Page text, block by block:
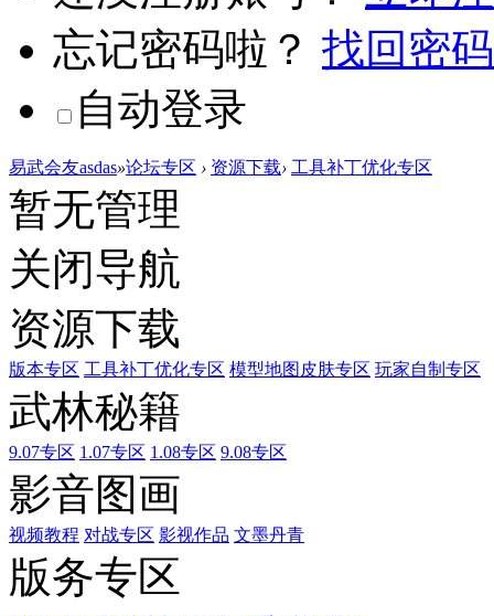
忘记密码啦？ 找回密码
自动登录
易武会友asdas»论坛专区 › 资源下载› 工具补丁优化专区
暂无管理
关闭导航
资源下载
版本专区 工具补丁优化专区 模型地图皮肤专区 玩家自制专区
武林秘籍
9.07专区 1.07专区 1.08专区 9.08专区
影音图画
视频教程 对战专区 影视作品 文墨丹青
版务专区